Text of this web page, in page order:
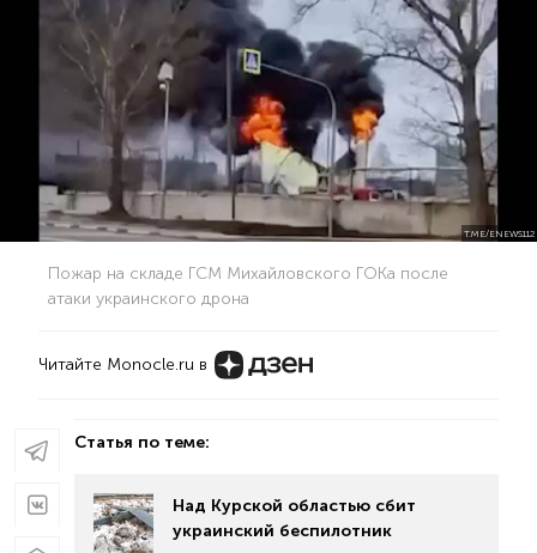
T.ME/ENEWS112
Пожар на складе ГСМ Михайловского ГОКа после
атаки украинского дрона
Читайте Monocle.ru в
Статья по теме:
Над Курской областью сбит
украинский беспилотник